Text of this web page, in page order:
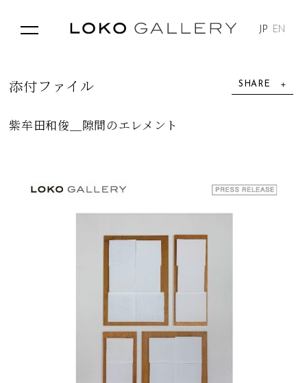
JP EN
SHARE
添付 フ ァ イ ル
紫牟田和俊＿隙間のエレメント